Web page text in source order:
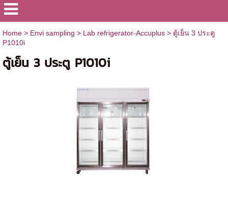
Home> Envi sampling > Lab refrigerator-Accuplus> ตู้เย็น 3 ประตู
P1010i
ตู้เย็น 3 ประตู P1010i